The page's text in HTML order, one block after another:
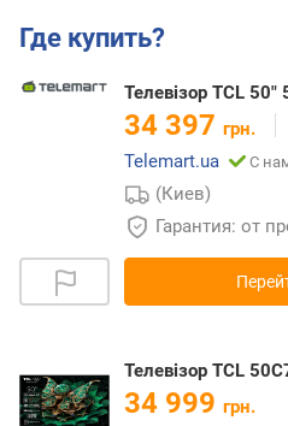
Где купить?
Телевізор TCL
34 397 грн.
Telemart.ua
С
(Киев)
Гарантия: от
Телевізор TCL
34 999 грн.